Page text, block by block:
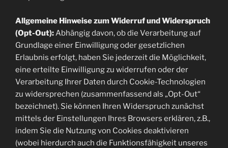
Allgemeine Hinweise zum Widerruf und Widerspruch
(Opt-Out): Abhängig davon, ob die Verarbeitung auf
Grundlage einer Einwilligung oder gesetzlichen
Erlaubnis erfolgt, haben Sie jederzeit die Möglichkeit,
eine erteilte Einwilligung zu widerrufen oder der
Verarbeitung Ihrer Daten durch Cookie-Technologien
zu widersprechen (zusammenfassend als „Opt-Out“
bezeichnet). Sie können Ihren Widerspruch zunächst
mittels der Einstellungen Ihres Browsers erklären, z.B.,
indem Sie die Nutzung von Cookies deaktivieren
(wobei hierdurch auch die Funktionsfähigkeit unseres